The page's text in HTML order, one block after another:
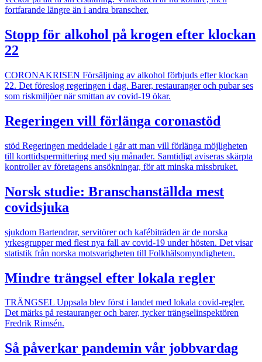
fortfarande längre än i andra branscher.
Stopp för alkohol på krogen efter klockan
22
CORONAKRISEN Försäljning av alkohol förbjuds efter klockan
22. Det föreslog regeringen i dag. Barer, restauranger och pubar ses
som riskmiljöer när smittan av covid-19 ökar.
Regeringen vill förlänga coronastöd
stöd Regeringen meddelade i går att man vill förlänga möjligheten
till korttidspermittering med sju månader. Samtidigt aviseras skärpta
kontroller av företagens ansökningar, för att minska missbruket.
Norsk studie: Branschanställda mest
covidsjuka
sjukdom Bartendrar, servitörer och kafébiträden är de norska
yrkesgrupper med flest nya fall av covid-19 under hösten. Det visar
statistik från norska motsvarigheten till Folkhälsomyndigheten.
Mindre trängsel efter lokala regler
TRÄNGSEL Uppsala blev först i landet med lokala covid-regler.
Det märks på restauranger och barer, tycker trängselinspektören
Fredrik Rimsén.
Så påverkar pandemin vår jobbvardag